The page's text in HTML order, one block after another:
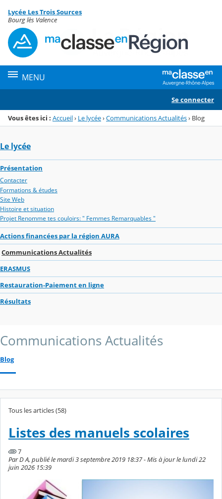
Menu de la rubrique
Contenu
Lycée Les Trois Sources
Bourg lès Valence
MENU
Se connecter
Vous êtes ici : Accueil› Le lycée›Communications Actualités› Blog
Le lycée
Présentation
Contacter
Formations & études
Site Web
Histoire et situation
Projet Renomme tes couloirs: " Femmes Remarquables "
Actions financées par la région AURA
Communications Actualités
ERASMUS
Restauration-Paiement en ligne
Résultats
Communications Actualités
Blog
Tous les articles (58)
Listes des manuels scolaires
7
Par D A, publié le mardi 3 septembre 2019 18:37 - Mis à jour le lundi 22
juin 2026 15:39